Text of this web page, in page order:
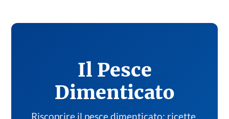
Il Pesce
Dimenticato
Riscoprire il pesce dimenticato: ricette,